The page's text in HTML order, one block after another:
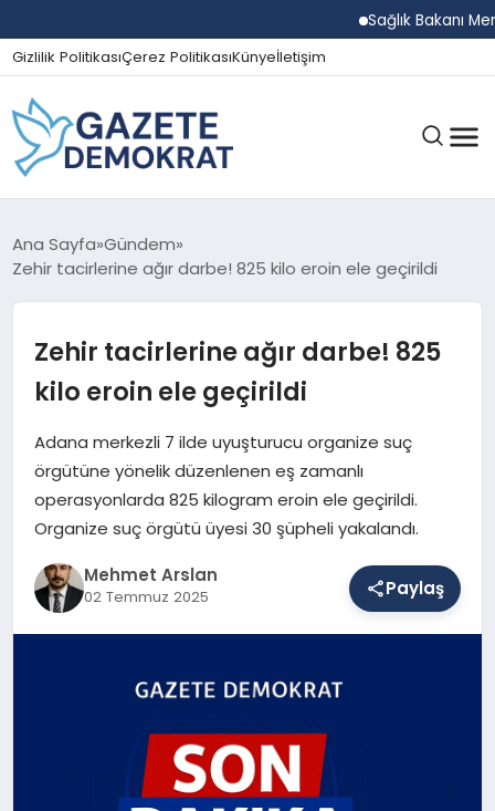
Sağlık Bakanı
Gizlilik PolitikasıÇerez PolitikasıKünyeİletişim
GÜNDEM
SPOR
MAGAZIN
SAĞLIK
Ana Sayfa Gündem
Zehir tacirlerine ağır darbe! 825 kilo eroin ele geçirildi
Zehir tacirlerine ağır darbe! 825
kilo eroin ele geçirildi
Adana merkezli 7 ilde uyuşturucu organize suç
örgütüne yönelik düzenlenen eş zamanlı
operasyonlarda 825 kilogram eroin ele geçirildi.
Organize suç örgütü üyesi 30 şüpheli yakalandı.
Mehmet Arslan
02 Temmuz 2025 Paylaş